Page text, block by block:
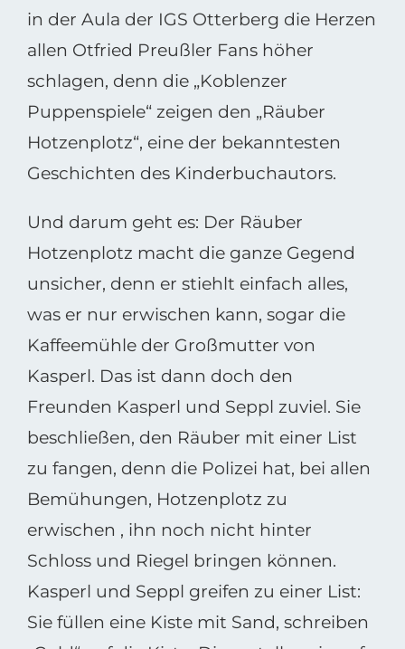
in der Aula der IGS Otterberg die Herzen
allen Otfried Preußler Fans höher
schlagen, denn die „Koblenzer
Puppenspiele“ zeigen den „Räuber
Hotzenplotz“, eine der bekanntesten
Geschichten des Kinderbuchautors.
Und darum geht es: Der Räuber
Hotzenplotz macht die ganze Gegend
unsicher, denn er stiehlt einfach alles,
was er nur erwischen kann, sogar die
Kaffeemühle der Großmutter von
Kasperl. Das ist dann doch den
Freunden Kasperl und Seppl zuviel. Sie
beschließen, den Räuber mit einer List
zu fangen, denn die Polizei hat, bei allen
Bemühungen, Hotzenplotz zu
erwischen , ihn noch nicht hinter
Schloss und Riegel bringen können.
Kasperl und Seppl greifen zu einer List:
Sie füllen eine Kiste mit Sand, schreiben